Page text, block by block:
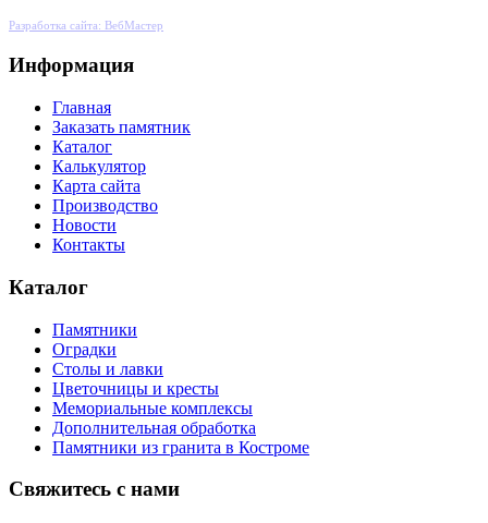
Разработка сайта: ВебМастер
Информация
Главная
Заказать памятник
Каталог
Калькулятор
Карта сайта
Производство
Новости
Контакты
Каталог
Памятники
Оградки
Столы и лавки
Цветочницы и кресты
Мемориальные комплексы
Дополнительная обработка
Памятники из гранита в Костроме
Свяжитесь с нами